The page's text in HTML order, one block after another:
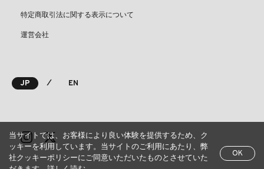
特定商取引法に関する表示について
運営会社
JP ⁄ EN
当サイトでは、お客様により良い体験を提供するため、ク
ッキーを利用しています。当サイトのご利用にあたり、弊
社クッキーポリシーにご同意いただいたものとさせていた
OK